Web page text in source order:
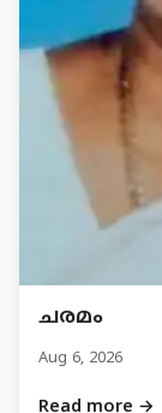
ചരമം
Aug 6, 2026
Read more →